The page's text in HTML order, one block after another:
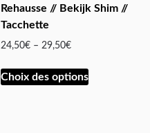
Rehausse // Bekijk Shim //
Tacchette
24,50€ – 29,50€
Choix des options